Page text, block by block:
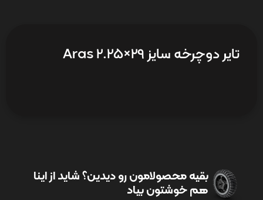
تایر دوچرخه سایز 29×2.25 Aras
بقیه محصولامون رو دیدین؟ شاید از اینا
هم خوشتون بیاد